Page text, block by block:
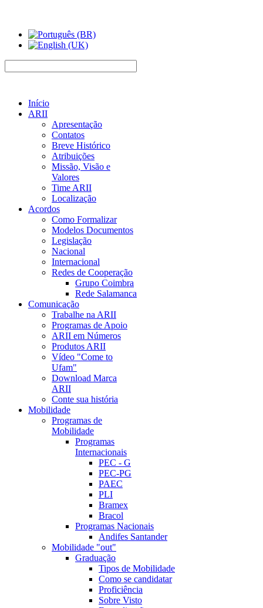
Início
ARII
Apresentação
Contatos
Breve Histórico
Atribuições
Missão, Visão e
Valores
Time ARII
Localização
Acordos
Como Formalizar
Modelos Documentos
Legislação
Nacional
Internacional
Redes de Cooperação
Grupo Coimbra
Rede Salamanca
Comunicação
Trabalhe na ARII
Programas de Apoio
ARII em Números
Produtos ARII
Vídeo "Come to
Ufam"
Download Marca
ARII
Conte sua história
Mobilidade
Programas de
Mobilidade
Programas
Internacionais
PEC - G
PEC-PG
PAEC
PLI
Bramex
Bracol
Programas Nacionais
Andifes Santander
Mobilidade "out"
Graduação
Tipos de Mobilidade
Como se candidatar
Proficiência
Sobre Visto